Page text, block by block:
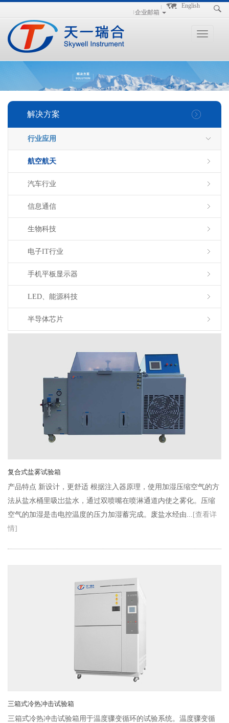
手
手
仪
合
企业邮箱
English
Toggle
解决方案
行业应用
航空航天
汽车行业
信息通信
生物科技
电子IT行业
手机平板显示器
LED、能源科技
半导体芯片
复合式盐雾试验箱
产品特点 新设计，更舒适 根据注入器原理，使用加湿压缩空气的方
法从盐水桶里吸岀盐水，通过双喷嘴在喷淋通道内使之雾化。压缩
空气的加湿是击电控温度的压力加湿蓄完成。废盐水经由...
[查看详
情]
三箱式冷热冲击试验箱
三箱式冷热冲击试验箱用于温度骤变循环的试验系统。温度骤变循